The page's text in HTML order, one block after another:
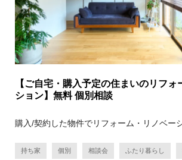
【ご自宅・購入予定の住まいのリフォ
ション】無料 個別相談
購入/契約した物件でリフォーム・リノベー
持ち家 個別 相談会 ふたり暮らし